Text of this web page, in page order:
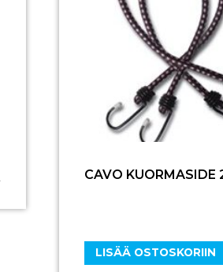
CAVO KUORMASIDE
LISÄÄ OSTOSKORIIN